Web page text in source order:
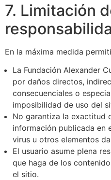
7. Limitación
En la máxima medida
La Fundación Alexander
por daños directos,
consecuenciales o
imposibilidad de uso del
No garantiza la exactitud
información publicada en
virus u otros elementos
El usuario asume plena
que haga de los
el sitio.